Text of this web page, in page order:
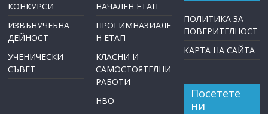
КОНКУРСИ
ИЗВЪНУЧЕБНА
ДЕЙНОСТ
УЧЕНИЧЕСКИ
СЪВЕТ
НАЧАЛЕН ЕТАП
ПРОГИМНАЗИАЛЕ
Н ЕТАП
КЛАСНИ И
САМОСТОЯТЕЛНИ
РАБОТИ
НВО
ПОЛИТИКА ЗА
ПОВЕРИТЕЛНОСТ
КАРТА НА САЙТА
Посетете
ни